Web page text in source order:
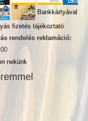
tér
utca
utca
utca
utca
Házgyár Iparterület
Bankkártyával
fizetés tájékoztató
rendelés reklamáció:
nekünk